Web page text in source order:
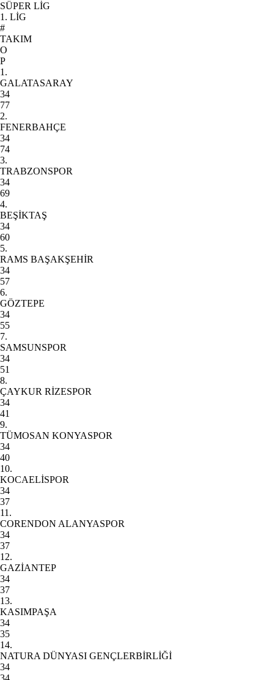
SÜPER LİG
1. LİG
#
TAKIM
O
P
1.
GALATASARAY
34
77
2.
FENERBAHÇE
34
74
3.
TRABZONSPOR
34
69
4.
BEŞİKTAŞ
34
60
5.
RAMS BAŞAKŞEHİR
34
57
6.
GÖZTEPE
34
55
7.
SAMSUNSPOR
34
51
8.
ÇAYKUR RİZESPOR
34
41
9.
TÜMOSAN KONYASPOR
34
40
10.
KOCAELİSPOR
34
37
11.
CORENDON ALANYASPOR
34
37
12.
GAZİANTEP
34
37
13.
KASIMPAŞA
34
35
14.
NATURA DÜNYASI GENÇLERBİRLİĞİ
34